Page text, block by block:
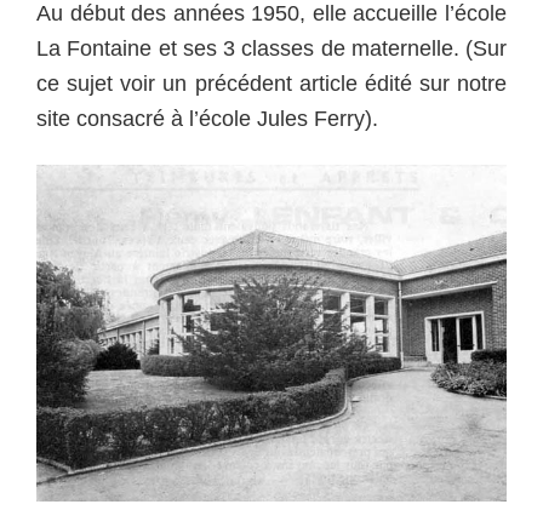
Au début des années 1950, elle accueille l’école
La Fontaine et ses 3 classes de maternelle. (Sur
ce sujet voir un précédent article édité sur notre
site consacré à l’école Jules Ferry).